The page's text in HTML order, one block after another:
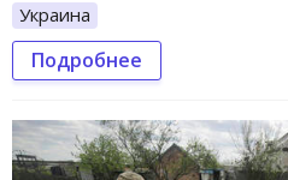
Украина
Подробнее